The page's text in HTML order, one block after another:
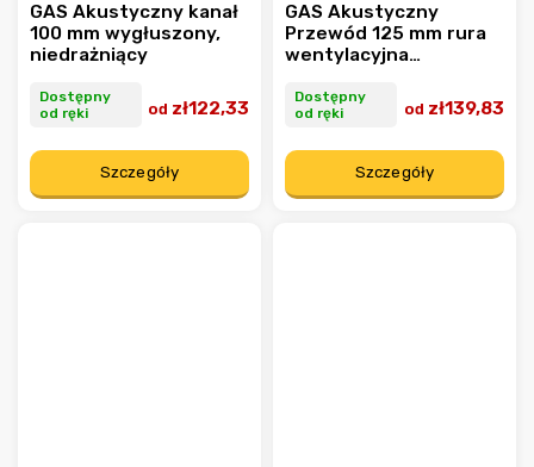
GAS Akustyczny kanał
100 mm wygłuszony,
niedrażniący
Dostępny
od ręki
od zł122,33
Szczegóły
GAS Akustyczny
Przewód 125 mm rura
wentylacyjna
niedrażniąca
Dostępny
od ręki
od zł139,83
Szczegóły